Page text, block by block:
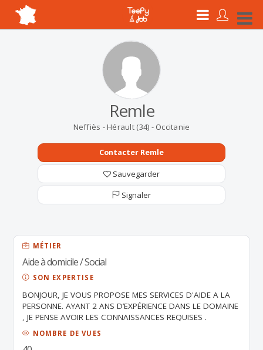
Remle
Neffiès - Hérault (34) - Occitanie
Contacter Remle
Sauvegarder
Signaler
MÉTIER
Aide à domicile / Social
SON EXPERTISE
BONJOUR, JE VOUS PROPOSE MES SERVICES D'AIDE A LA
PERSONNE. AYANT 2 ANS D’EXPÉRIENCE DANS LE DOMAINE
, JE PENSE AVOIR LES CONNAISSANCES REQUISES .
CORDIALEMENT CHRISTELLE
NOMBRE DE VUES